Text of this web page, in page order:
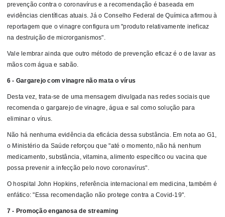
prevenção contra o coronavírus e a recomendação é baseada em
evidências científicas atuais. Já o Conselho Federal de Química afirmou à
reportagem que o vinagre configura um "produto relativamente ineficaz
na destruição de microrganismos".
Vale lembrar ainda que outro método de prevenção eficaz é o de lavar as
mãos com água e sabão.
6 - Gargarejo com vinagre não mata o vírus
Desta vez, trata-se de uma mensagem divulgada nas redes sociais que
recomenda o gargarejo de vinagre, água e sal como solução para
eliminar o vírus.
Não há nenhuma evidência da eficácia dessa substância. Em nota ao G1,
o Ministério da Saúde reforçou que "até o momento, não há nenhum
medicamento, substância, vitamina, alimento específico ou vacina que
possa prevenir a infecção pelo novo coronavírus".
O hospital John Hopkins, referência internacional em medicina, também é
enfático: "Essa recomendação não protege contra a Covid-19".
7 - Promoção enganosa de streaming